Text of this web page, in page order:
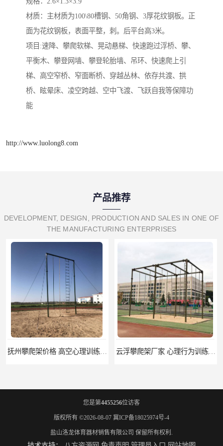
材质：主材质为100\80槽钢、50角钢、3厚花纹钢板。正
面为花纹钢板，表面平整，刺。后平台高3米。
项目:速降、攀爬软梯、晃动悬梯、快速跑过浮桥、攀、
平衡木、攀登网墙、攀登轮胎墙、吊环、快速爬上引
梯、高空窄桥、窄面断桥、穿越丛林、依存共渡、拱
桥、眩晕床、凌空跨越、空中飞渡、飞跃自我等保障功
能
http://www.luolong8.com
产品推荐
DEVELOPMENT, DESIGN, PRODUCTION AND SALES IN ONE OF
THE MANUFACTURING ENTERPRISES
您是第4455256位访客
版权所有 ©2026-08-07 冀ICP备18025974号-4
盐山洛龙体育器材销售有限公司 保留所有权利.